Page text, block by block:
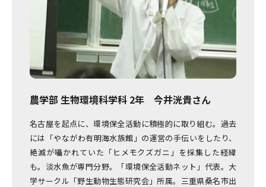
農学部 生物環境科学科 2年 今井洸貴さん
名古屋を起点に、環境保全活動に積極的に取り組む。過去
には「やながわ有明海水族館」の運営の手伝いをしたり、
絶滅が囁かれていた「ヒメモクズガニ」を採集した経緯
も。淡水魚が専門分野。「環境保全活動ネット」代表。大
学サークル「野生動物生態研究会」所属。三重県桑名市出